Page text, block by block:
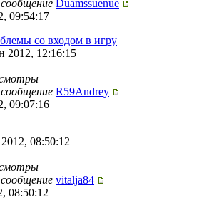
Duamssuenue
09:54:17
со входом в игру
2012, 12:16:15
R59Andrey
09:07:16
08:50:12
vitalja84
08:50:12